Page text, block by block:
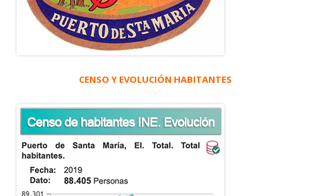
CENSO Y EVOLUCIÓN HABITANTES